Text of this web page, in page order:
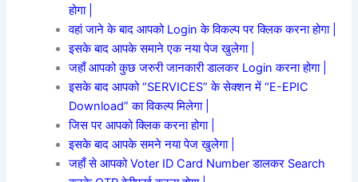
होगा |
वहां जाने के बाद आपको Login के विकल्प पर क्लिक करना होगा |
इसके बाद आपके समाने एक नया पेज खुलेगा |
जहाँ आपको कुछ जरुरी जानकारी डालकर Login करना होगा |
इसके बाद आपको “SERVICES” के सेक्शन में “E-EPIC
Download” का विकल्प मिलेगा |
जिस पर आपको क्लिक करना होगा |
इसके बाद आपके समने नया पेज खुलेगा |
जहाँ से आपको Voter ID Card Number डालकर Search